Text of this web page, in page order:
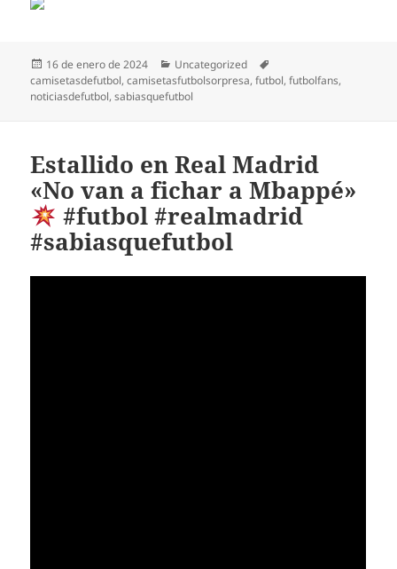
Publicado
el
16 de enero de 2024 Categorías
Uncategorized
camisetasdefutbol,camisetasfutbolsorpresa,futbol,futbolfans,
noticiasdefutbol,sabiasquefutbol
Estallido en Real Madrid
«No van a fichar a Mbappé»
#futbol #realmadrid
#sabiasquefutbol